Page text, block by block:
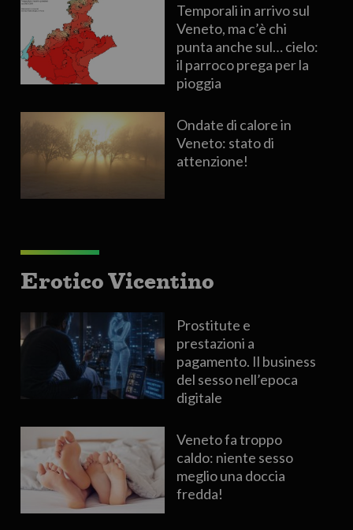
Temporali in arrivo sul
Veneto, ma c’è chi
punta anche sul… cielo:
il parroco prega per la
pioggia
Ondate di calore in
Veneto: stato di
attenzione!
Erotico Vicentino
Prostitute e
prestazioni a
pagamento. Il business
del sesso nell’epoca
digitale
Veneto fa troppo
caldo: niente sesso
meglio una doccia
fredda!